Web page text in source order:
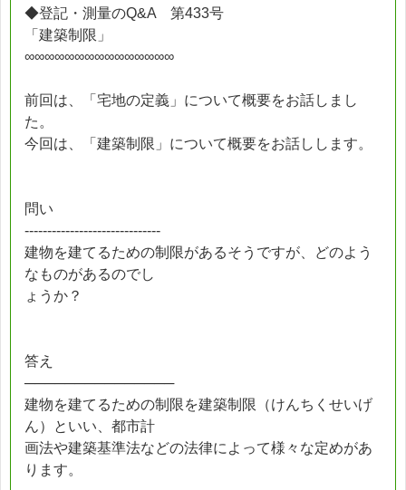
◆登記・測量のQ&A 第433号
「建築制限」
∞∞∞∞∞∞∞∞∞∞∞∞∞∞∞
前回は、「宅地の定義」について概要をお話しまし
た。
今回は、「建築制限」について概要をお話しします。
問い
------------------------------
建物を建てるための制限があるそうですが、どのよう
なものがあるのでし
ょうか？
答え
───────────────
建物を建てるための制限を建築制限（けんちくせいげ
ん）といい、都市計
画法や建築基準法などの法律によって様々な定めがあ
ります。